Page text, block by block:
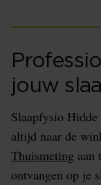
jouw
Slaapfysio
altijd naar de
Thuismeting aan
ontvangen op je